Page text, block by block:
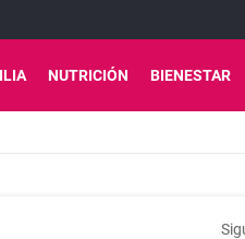
NUTRICIÓN BIENESTAR